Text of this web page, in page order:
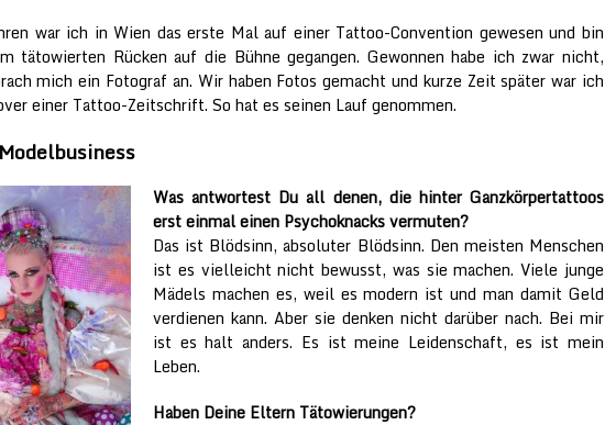
war ich in Wien das erste Mal auf einer Tattoo-Convention gewesen und bin
tätowierten Rücken auf die Bühne gegangen. Gewonnen habe ich zwar nicht,
mich ein Fotograf an. Wir haben Fotos gemacht und kurze Zeit später war ich
einer Tattoo-Zeitschrift. So hat es seinen Lauf genommen.
Was antwortest Du all denen, die hinter Ganzkörpertattoos
erst einmal einen Psychoknacks vermuten?
Das ist Blödsinn, absoluter Blödsinn. Den meisten Menschen
ist es vielleicht nicht bewusst, was sie machen. Viele junge
Mädels machen es, weil es modern ist und man damit Geld
verdienen kann. Aber sie denken nicht darüber nach. Bei mir
ist es halt anders. Es ist meine Leidenschaft, es ist mein
Leben.
Haben Deine Eltern Tätowierungen?